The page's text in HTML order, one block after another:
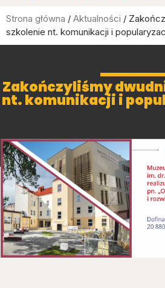
Strona główna / Aktualności /
szkolenie nt. komunikacji i
Zakończyliśmy
nt. komunikacji i